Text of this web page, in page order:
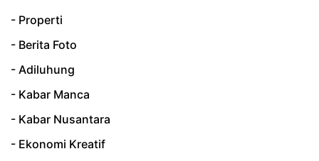
- Properti
- Berita Foto
- Adiluhung
- Kabar Manca
- Kabar Nusantara
- Ekonomi Kreatif